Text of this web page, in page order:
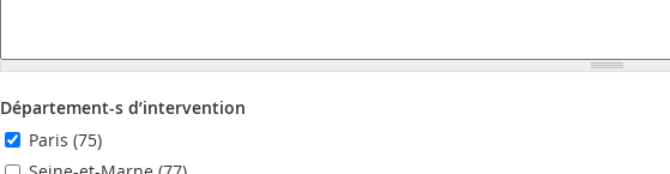
Département-s d’intervention
Paris (75)